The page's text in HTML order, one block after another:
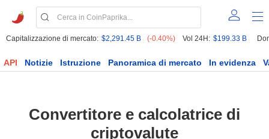
Capitalizzazione di mercato: $2,291.45 B (-0.40%) Vol 24H: $199.33 B
API Notizie Istruzione Panoramica di mercato In evidenza
Convertitore e calcolatrice di
criptovalute